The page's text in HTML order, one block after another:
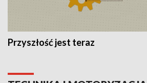
Przyszłość jest teraz